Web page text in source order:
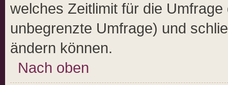
welches Zeitlimit für die
unbegrenzte Umfrage) und
ändern können.
Nach oben